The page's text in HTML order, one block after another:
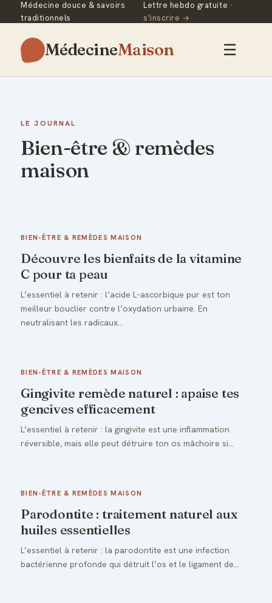
Médecine douce & savoirs
traditionnels
Lettre hebdo gratuite ·
s'inscrire →
MédecineMaison ☰
LE JOURNAL
Bien-être & remèdes
maison
BIEN-ÊTRE & REMÈDES MAISON
Découvre les bienfaits de la vitamine
C pour ta peau
L’essentiel à retenir : l’acide L-ascorbique pur est ton
meilleur bouclier contre l’oxydation urbaine. En
neutralisant les radicaux…
BIEN-ÊTRE & REMÈDES MAISON
Gingivite remède naturel : apaise tes
gencives efficacement
L’essentiel à retenir : la gingivite est une inflammation
réversible, mais elle peut détruire ton os mâchoire si…
BIEN-ÊTRE & REMÈDES MAISON
Parodontite : traitement naturel aux
huiles essentielles
L’essentiel à retenir : la parodontite est une infection
bactérienne profonde qui détruit l’os et le ligament de…